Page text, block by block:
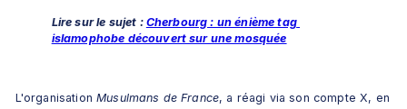
Lire sur le sujet : Cherbourg : un énième tag
islamophobe découvert sur une mosquée
L'organisation Musulmans de France, a réagi via son compte X, en